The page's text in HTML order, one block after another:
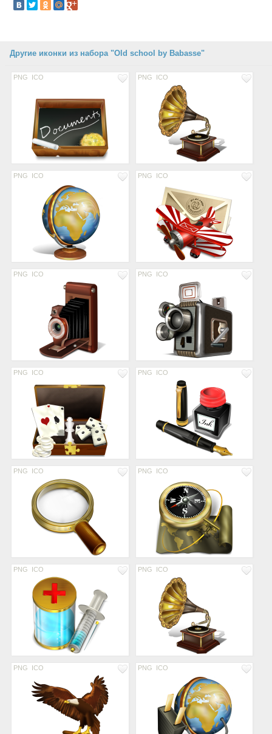
Другие иконки из набора "Old school by Babasse"
PNG ICO PNG ICO
PNG ICO PNG ICO
PNG ICO PNG ICO
PNG ICO PNG ICO
PNG ICO PNG ICO
PNG ICO PNG ICO
PNG ICO PNG ICO